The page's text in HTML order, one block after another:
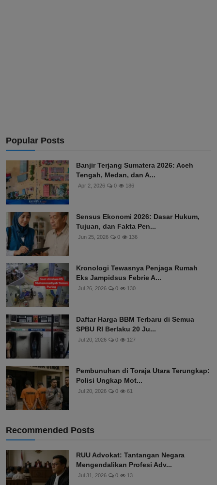
Popular Posts
Banjir Terjang Sumatera 2026: Aceh
Tengah, Medan, dan A...
Apr 2, 2026 0 186
Sensus Ekonomi 2026: Dasar Hukum,
Tujuan, dan Fakta Pen...
Jun 25, 2026 0 136
Kronologi Tewasnya Penjaga Rumah
Eks Jampidsus Febrie A...
Jul 26, 2026 0 130
Daftar Harga BBM Terbaru di Semua
SPBU RI Berlaku 20 Ju...
Jul 20, 2026 0 127
Pembunuhan di Toraja Utara Terungkap:
Polisi Ungkap Mot...
Jul 20, 2026 0 61
Recommended Posts
RUU Advokat: Tantangan Negara
Mengendalikan Profesi Adv...
Jul 31, 2026 0 13